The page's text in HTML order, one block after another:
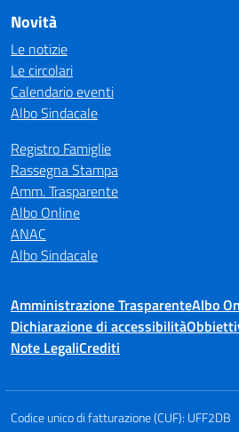
Novità
Le notizie
Le circolari
Calendario eventi
Albo Sindacale
Registro Famiglie
Rassegna Stampa
Amm. Trasparente
Albo Online
ANAC
Albo Sindacale
Amministrazione TrasparenteAlbo
Dichiarazione di accessibilità
Note LegaliCrediti
Codice unico di fatturazione (CUF): UFF2DB